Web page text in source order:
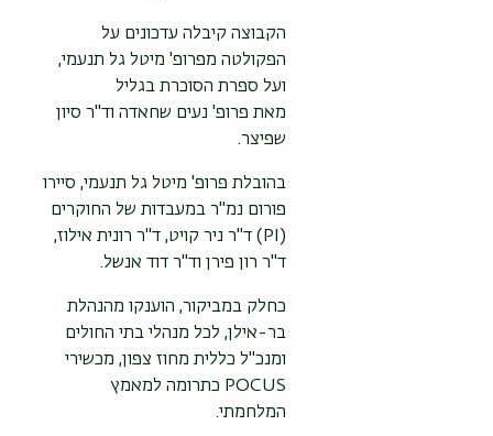
הקבוצה קיבלה עדכונים על
הפקולטה מפרופ' מיטל גל תנעמי,
ועל ספרת הסוכרת בגליל
מאת פרופ' נעים שחאדה וד"ר סיון
שפיצר.
בהובלת פרופ' מיטל גל תנעמי, סיירו
פורום נמ"ר במעבדות של החוקרים
(PI) ד"ר
ניר קויט, ד"ר רונית אילוז,
ד"ר רון פירן וד"ר דוד אנשל.
כחלק במביקור, הוענקו מהנהלת
בר-אילן, לכל מנהלי בתי החולים
ומנכ"ל כללית מחוז צפון, מכשירי
POCUS כתרומה למאמץ
המלחמתי.